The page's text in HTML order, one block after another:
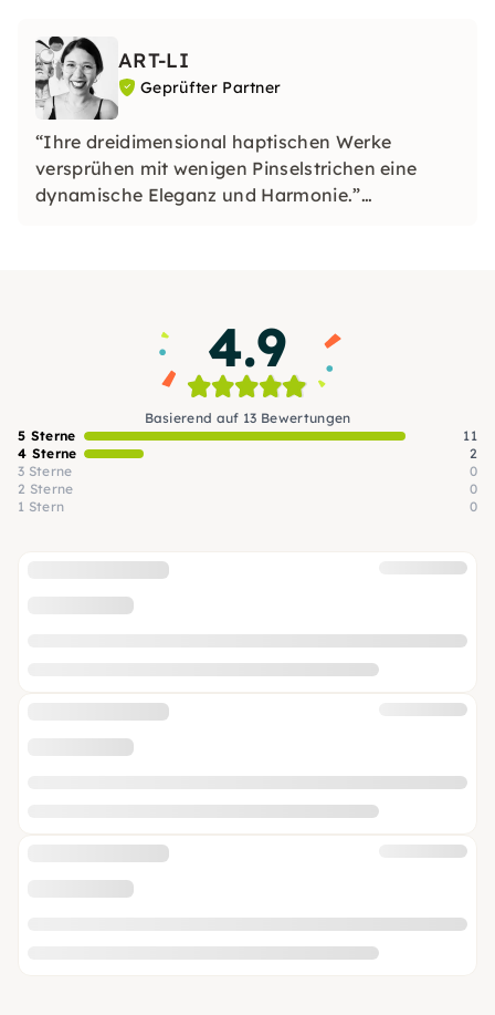
ART-LI
Geprüfter Partner
“Ihre dreidimensional haptischen Werke
versprühen mit wenigen Pinselstrichen eine
dynamische Eleganz und Harmonie.”
4.9
Basierend auf 13 Bewertungen
5 Sterne
11
4 Sterne
2
3 Sterne
0
2 Sterne
0
1 Stern
0